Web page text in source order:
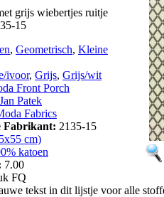
grijs wiebertjes ruitje
15
, Geometrisch, Kleine
ivoor, Grijs, Grijs/wit
Front Porch
Jan Patek
Fabrics
Fabrikant: 2135-15
cm)
katoen
7.00
FQ
tekst in dit lijstje voor alle